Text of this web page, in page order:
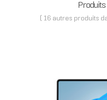
( 16 autres produits